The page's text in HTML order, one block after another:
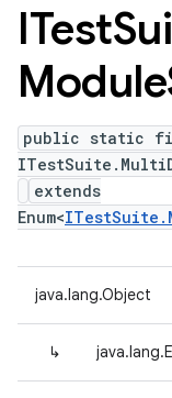
ITest
Module
public static
extends
Enum<
java.lang.Object
↳